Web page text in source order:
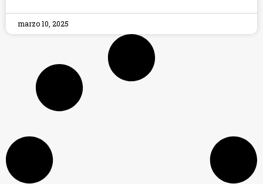
marzo 10, 2025